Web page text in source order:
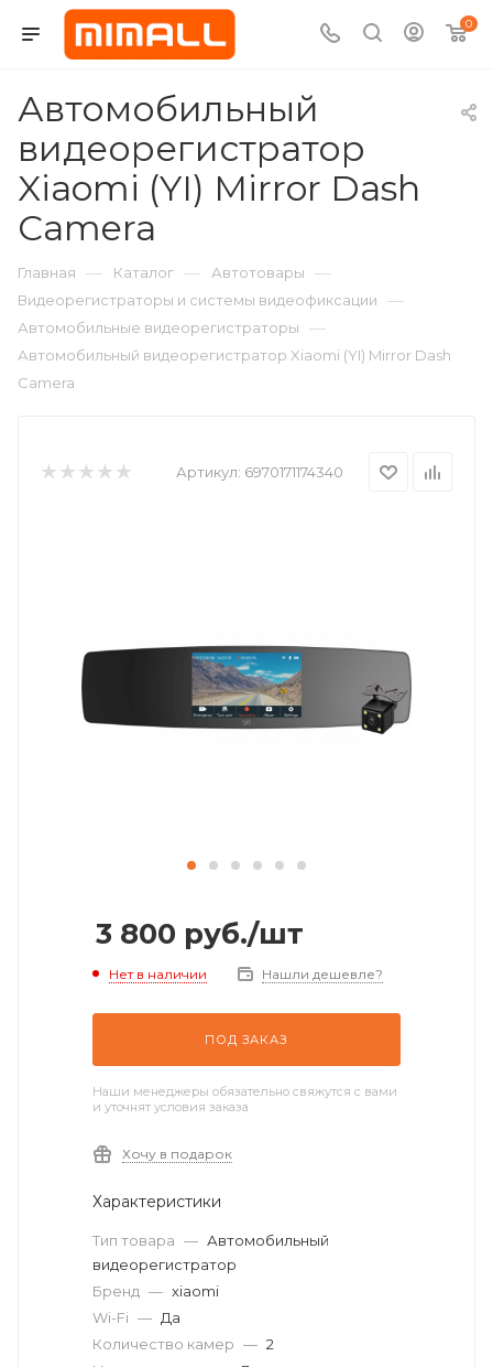
0
Автомобильный
видеорегистратор
Xiaomi (YI) Mirror Dash
Camera
Главная — Каталог — Автотовары —
Видеорегистраторы и системы видеофиксации —
Автомобильные видеорегистраторы —
Автомобильный видеорегистратор Xiaomi (YI) Mirror Dash
Camera
Артикул: 6970171174340
3 800 руб./шт
Нет в наличии Нашли дешевле?
ПОД ЗАКАЗ
Наши менеджеры обязательно свяжутся с вами
и уточнят условия заказа
Хочу в подарок
Характеристики
Тип товара — Автомобильный
видеорегистратор
Бренд — xiaomi
Wi-Fi — Да
Количество камер — 2